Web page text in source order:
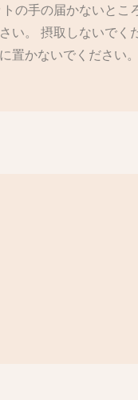
の手の届かないとこ
い。 摂取しないでく
置かないでください